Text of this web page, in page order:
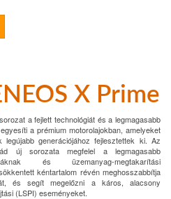
X Prime
sorozat a fejlett technológiát és a legmagasabb
a prémium motorolajokban, amelyeket
legújabb generációjához fejlesztettek ki. Az
új sorozata megfelel a legmagasabb
és üzemanyag-megtakarítási
kéntartalom révén meghosszabbítja
és segít megelőzni a káros, alacsony
(LSPI) eseményeket.